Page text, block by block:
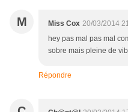
M Miss Cox 20/03/2014
hey pas mal pas mal
sobre mais pleine de
Répondre